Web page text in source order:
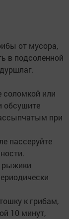
от мусора,
в подсоленной
соломкой или
обсушите
при
пассеруйте
рыжики
к грибам,
10 минут,